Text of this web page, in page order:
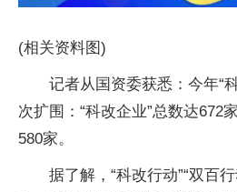
(相关资料图)
记者从国资委获悉：今年“
次扩围：“科改企业”总数达672
580家。
据了解，“科改行动”“双百